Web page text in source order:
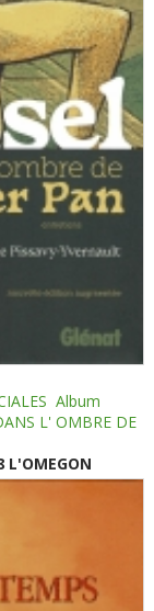
Album
L' OMBRE DE
L'OMEGON